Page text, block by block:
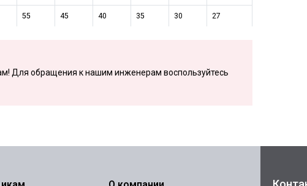
55 45 40 35 30 27
Для обращения к нашим инженерам воспользуйтесь